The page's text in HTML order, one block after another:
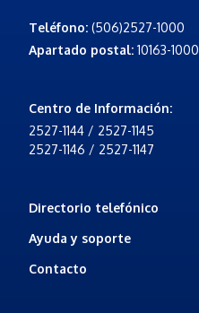
Teléfono: (506)2527-1000
Apartado postal: 10163-1000
Centro de Información:
2527-1144 / 2527-1145
2527-1146 / 2527-1147
Directorio telefónico
Ayuda y soporte
Contacto